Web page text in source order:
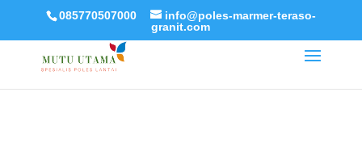
085770507000
info@poles-marmer-teraso-
granit.com